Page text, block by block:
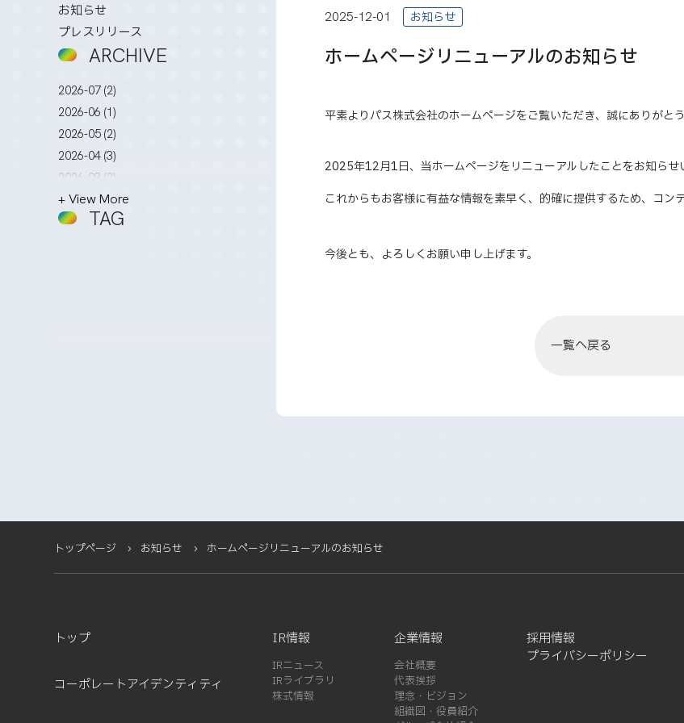
お知らせ
プレスリリース
ARCHIVE
2026-07 (2)
2026-06 (1)
2026-05 (2)
2026-04 (3)
2026-03 (2)
2026-02 (3)
2026-01 (4)
2024-11 (5)
2024-10 (7)
2024-08 (5)
2024-02 (3)
2023-12 (2)
+ View More
TAG
2025-12-01 お知らせ
ホームページリニューアルのお知らせ
平素よりパス株式会社のホームページをご覧いただき、誠にありがとう
2025年12月1日、当ホームページをリニューアルしたことをお知らせ
これからもお客様に有益な情報を素早く、的確に提供するため、コン
今後とも、よろしくお願い申し上げます。
一覧へ戻る
トップページ お知らせ ホームページリニューアルのお知らせ
トップ
コーポレートアイデンティティ
IR情報
IRニュース
IRライブラリ
株式情報
企業情報
会社概要
代表挨拶
理念・ビジョン
組織図・役員紹介
採用情報
プライバシーポリシー